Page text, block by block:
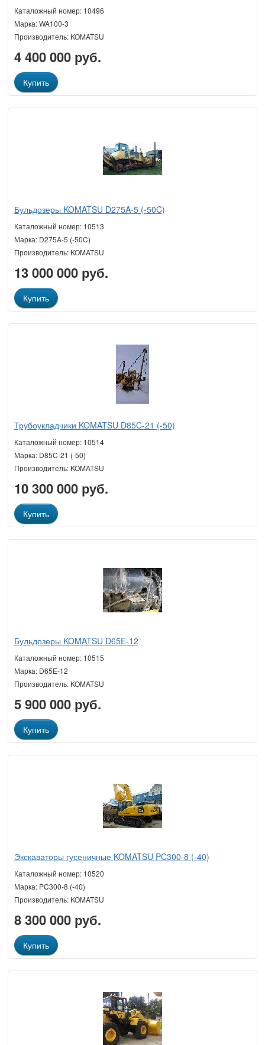
Каталожный номер: 10496
Марка: WA100-3
Производитель: KOMATSU
4 400 000 руб.
Купить
Бульдозеры KOMATSU D275A-5 (-50C)
Каталожный номер: 10513
Марка: D275A-5 (-50C)
Производитель: KOMATSU
13 000 000 руб.
Купить
Трубоукладчики KOMATSU D85C-21 (-50)
Каталожный номер: 10514
Марка: D85C-21 (-50)
Производитель: KOMATSU
10 300 000 руб.
Купить
Бульдозеры KOMATSU D65E-12
Каталожный номер: 10515
Марка: D65E-12
Производитель: KOMATSU
5 900 000 руб.
Купить
Экскаваторы гусеничные KOMATSU PC300-8 (-40)
Каталожный номер: 10520
Марка: PC300-8 (-40)
Производитель: KOMATSU
8 300 000 руб.
Купить